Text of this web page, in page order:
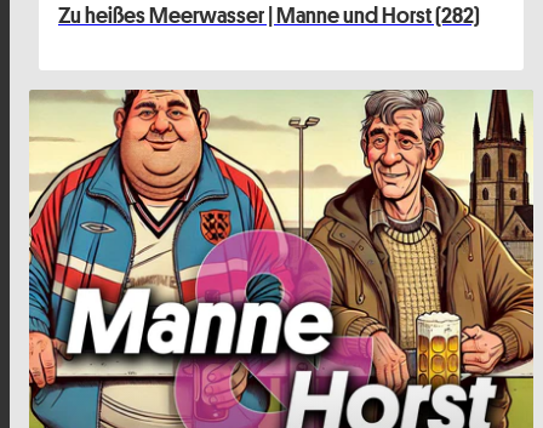
Zu heißes Meerwasser | Manne und Horst (282)